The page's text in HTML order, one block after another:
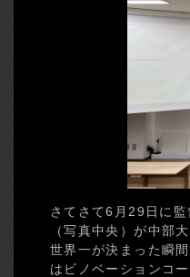
さてさて6月29日に
（写真中央）が中部
世界一が決まった瞬
はビノベーションコ